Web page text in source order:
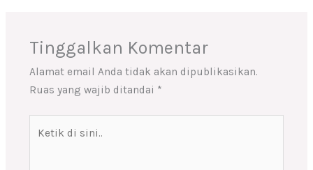
Tinggalkan Komentar
Alamat email Anda tidak akan dipublikasikan.
Ruas yang wajib ditandai *